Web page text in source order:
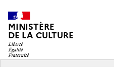
MINISTÈRE
DE LA CULTURE